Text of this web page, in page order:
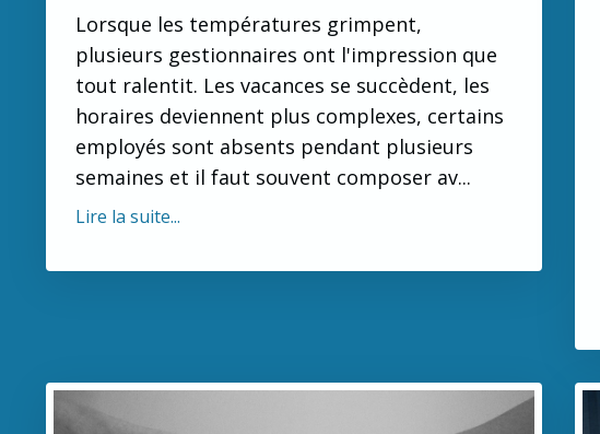
Lorsque les températures grimpent,
plusieurs gestionnaires ont l'impression que
tout ralentit. Les vacances se succèdent, les
horaires deviennent plus complexes, certains
employés sont absents pendant plusieurs
semaines et il faut souvent composer av...
Lire la suite...